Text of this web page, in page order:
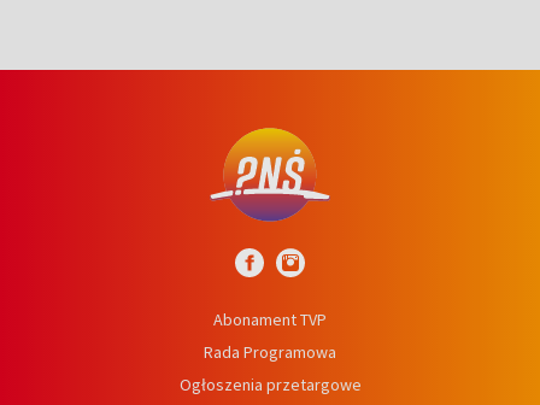
Abonament TVP
Rada Programowa
Ogłoszenia przetargowe